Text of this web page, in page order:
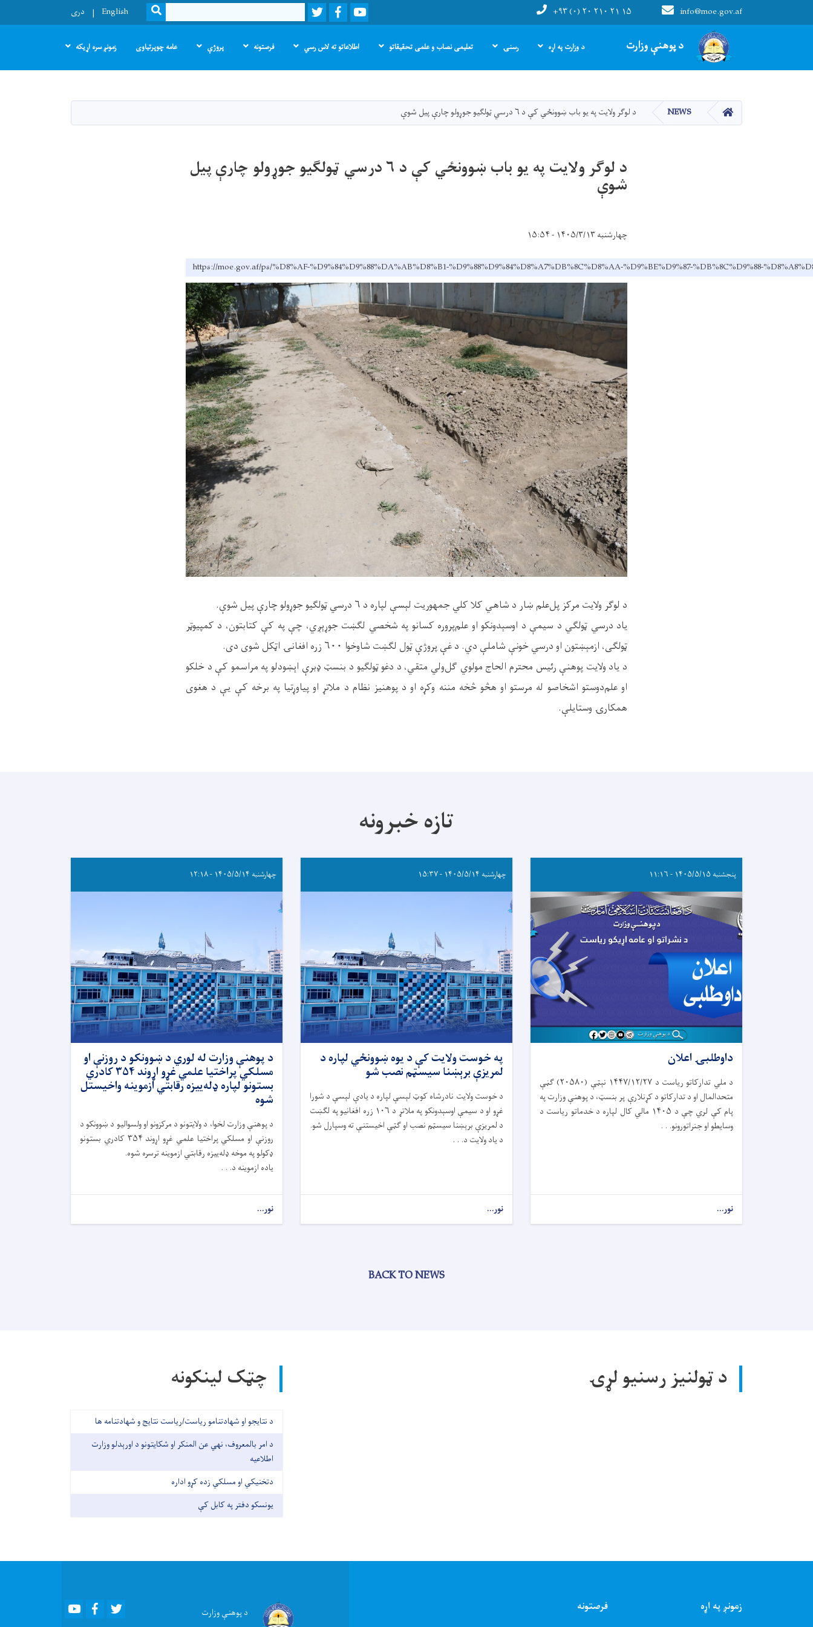
info@moe.gov.af +۹۳ (۰) ۲۰ ۲۱۰ ۲۱ ۱۵ Youtube
Facebook
Twitter
Search
SEARCH
English دری
د پوهنې وزارتMain navigation
د وزارت په اړه رسنۍ تعلیمی نصاب و علمی تحقیقاتو اطلاعاتو ته لاس رسي فرصتونه پروژې عامه چوپرتیاوی زمونږ سره اړیکه
HOME
NEWS د لوګر ولایت په یو باب ښوونځي کې د ۶ درسي ټولګیو جوړولو چارې پیل شوې
د لوګر ولایت په یو باب ښوونځي کې د ۶ درسي ټولګیو جوړولو چارې پیل
شوې
چهارشنبه ۱۴۰۵/۳/۱۳ - ۱۵:۵۴
https://moe.gov.af/ps/%D8%AF-%D9%84%D9%88%DA%AB%D8%B1-%D9%88%D9%84%D8%A7%DB%8C%D8%AA-%D9%BE%D9%87-%DB%8C%D9%88-
د لوګر ولایت مرکز پل‌علم ښار د شاهي کلا کلي جمهوریت لېسې لپاره د ۶ درسي ټولګیو جوړولو چارې پیل شوې.
یاد درسي ټولګي د سیمې د اوسېدونکو او علم‌پروره کسانو په شخصي لګښت جوړېږي، چې په کې کتابتون، د کمپیوټر
ټولګی، ازمېښتون او درسي خونې شاملې دي. د غې پروژې ټول لګښت شاوخوا ۶۰۰ زره افغانۍ اټکل شوی دی.
د یاد ولایت پوهنې رئیس محترم الحاج مولوي ګل‌ولي متقي، د دغو ټولګیو د بنسټ ډبرې اېښودلو په مراسمو کې د خلکو
او علم‌دوستو اشخاصو له مرستو او هڅو څخه مننه وکړه او د پوهنیز نظام د ملاتړ او پیاوړتیا په برخه کې یې د هغوی
همکارۍ وستایلې.
تازه خبرونه
پنجشنبه ۱۴۰۵/۵/۱۵ - ۱۱:۱۶
داوطلبۍ اعلان
د ملي تدارکاتو ریاست د ۱۴۴۷/۱۲/۲۷ نېټې (۲۰۵۸۰) ګڼې
متحدالمال او د تدارکاتو د کړنلارې پر بنسټ، د پوهنې وزارت په
پام کې لري چې د ۱۴۰۵ مالي کال لپاره د خدماتو ریاست د
وسایطو او جنراتورونو. . .
نور...
چهارشنبه ۱۴۰۵/۵/۱۴ - ۱۵:۳۷
په خوست ولایت کې د یوه ښوونځي لپاره د
لمریزې برېښنا سیسټم نصب شو
د خوست ولایت نادرشاه کوټ لېسې لپاره د یادې لېسې د شورا
غړو او د سیمې اوسېدونکو په ملاتړ د ۱۰۶ زره افغانیو په لګښت
د لمریزې برېښنا سیسټم نصب او ګټې اخیستنې ته وسپارل شو.
د یاد ولایت د. . .
نور...
چهارشنبه ۱۴۰۵/۵/۱۴ - ۱۲:۱۸
د پوهنې وزارت له لوري د ښوونکو د روزنې او
مسلکي پراختیا علمي غړو اړوند ۳۵۴ کادري
بستونو لپاره ډله‌ییزه رقابتي ازموینه واخیستل
شوه
د پوهنې وزارت لخوا، د ولايتونو د مرکزونو او ولسواليو د ښوونکو د
روزنې او مسلکي پراختیا علمي غړو اړوند ۳۵۴ کادري بستونو
ډکولو په موخه ډله‌ییزه رقابتي ازموینه ترسره شوه.
ياده ازموینه د. . .
نور...
BACK TO NEWS
د ټولنیز رسنیو لړۍ چټک لینکونه
د نتایجو او شهادتنامو ریاست/ریاست نتایج و شهادتنامه ها
د امر بالمعروف، نهي عن المنکر او شکایتونو د اورېدلو وزارت
اطلاعیه
دتخنیکي او مسلکي زده کړو اداره
یونسکو دفتر په کابل کې
زمونږ په اړه فرصتونه د پوهنېوزارت Youtube Facebook